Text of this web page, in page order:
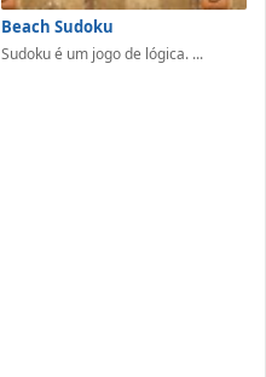
Beach Sudoku
Sudoku é um jogo de lógica. ...